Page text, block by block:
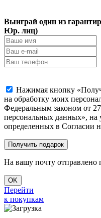
Выиграй один из
Юр. лиц)
Нажимая кнопку
на обработку моих
Федеральным законом от
персональных данных», на
определенных в Согласии
На вашу почту отправлено
OK
Перейти
к покупкам